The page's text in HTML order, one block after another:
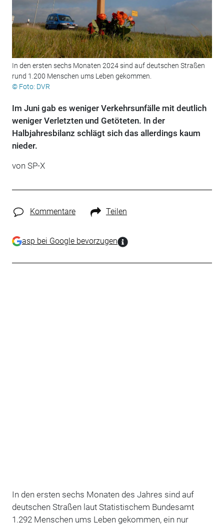
In den ersten sechs Monaten 2024 sind auf deutschen Straßen
rund 1.200 Menschen ums Leben gekommen.
© Foto: DVR
Im Juni gab es weniger Verkehrsunfälle mit deutlich
weniger Verletzten und Getöteten. In der
Halbjahresbilanz schlägt sich das allerdings kaum
nieder.
von SP-X
Kommentare Teilen
asp bei Google bevorzugen
In den ersten sechs Monaten des Jahres sind auf
deutschen Straßen laut Statistischem Bundesamt
1.292 Menschen ums Leben gekommen, ein nur